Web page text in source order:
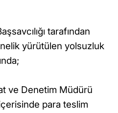
tarafından
yürütülen yolsuzluk
ve Denetim Müdürü
para teslim